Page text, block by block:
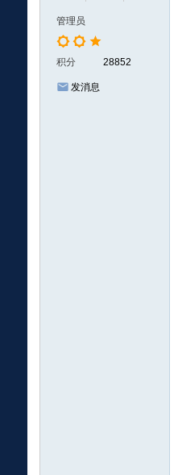
管理员
积分 28852
发消息